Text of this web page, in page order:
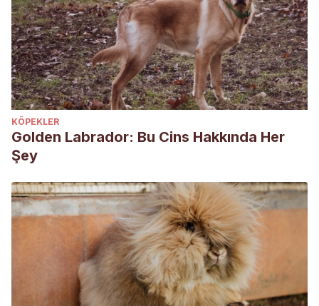
KÖPEKLER
Golden Labrador: Bu Cins Hakkında Her
Şey